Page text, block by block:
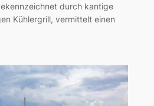
durch kantige
Kühlergrill, vermittelt einen